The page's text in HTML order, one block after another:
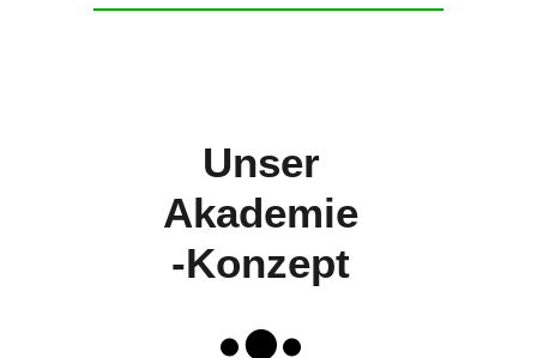
Unser
Akademie
-Konzept